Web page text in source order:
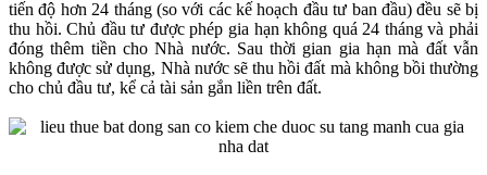
tiến độ hơn 24 tháng (so với các kế hoạch đầu tư ban đầu) đều sẽ bị
thu hồi. Chủ đầu tư được phép gia hạn không quá 24 tháng và phải
đóng thêm tiền cho Nhà nước. Sau thời gian gia hạn mà đất vẫn
không được sử dụng, Nhà nước sẽ thu hồi đất mà không bồi thường
cho chủ đầu tư, kể cả tài sản gắn liền trên đất.